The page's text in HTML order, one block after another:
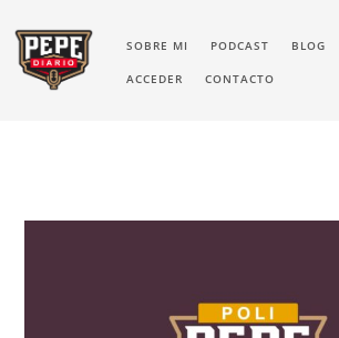
SOBRE MI PODCAST BLOG
ACCEDER CONTACTO